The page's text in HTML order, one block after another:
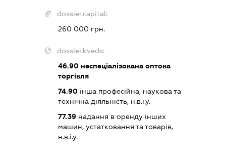
dossier.capital:
260 000 грн.
dossier.kveds:
46.90неспеціалізована оптова
торгівля
74.90інша професійна, наукова та
технічна діяльність, н.в.і.у.
77.39надання в оренду інших
машин, устатковання та товарів,
н.в.і.у.